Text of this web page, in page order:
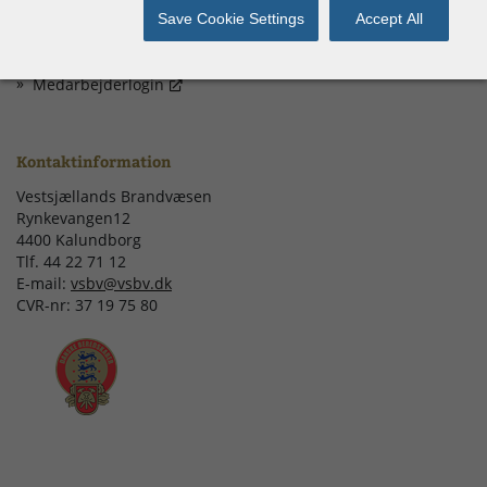
Medarbejderlogin
Kontaktinformation
Vestsjællands Brandvæsen
Rynkevangen12
4400 Kalundborg
Tlf. 44 22 71 12
E-mail: vsbv@vsbv.dk
CVR-nr: 37 19 75 80
Save Cookie Settings Accept All